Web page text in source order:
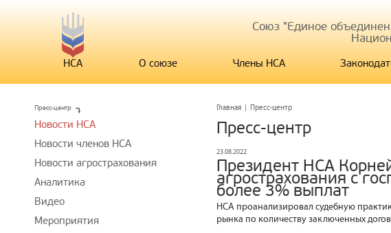
Союз "Единое
НСА О союзе Члены НСА
Главная | Пресс-центр
Пресс-центр
23.08.2022
Президент НСА
агрострахования с
более 3% выплат
НСА проанализировал судебную
рынка по количеству заключенных
Пресс-центр
Новости НСА
Новости членов НСА
Новости агрострахования
Аналитика
Видео
Мероприятия